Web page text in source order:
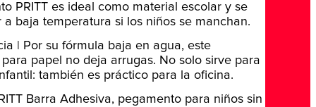
PRITT es ideal como material escolar y se
a baja temperatura si los niños se manchan.
| Por su fórmula baja en agua, este
papel no deja arrugas. No solo sirve para
también es práctico para la oficina.
Barra Adhesiva, pegamento para niños sin